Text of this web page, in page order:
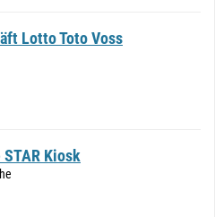
Lotto Toto Voss
Kiosk